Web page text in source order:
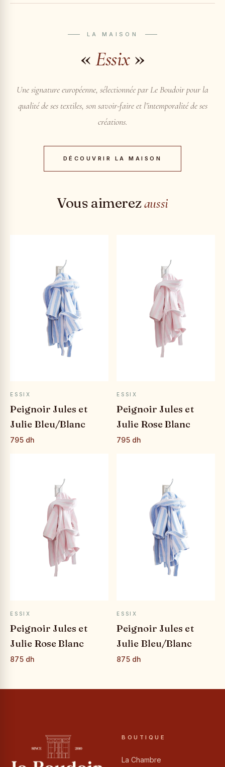
LA MAISON
« Essix»
Une signature européenne, sélectionnée par Le Boudoir pour la
qualité de ses textiles, son savoir-faire et l’intemporalité de ses
créations.
DÉCOUVRIR LA MAISON
Vous aimerezaussi
APERÇU RAPIDE
ESSIX
Peignoir Jules et
Julie Bleu/Blanc
795 dh
APERÇU RAPIDE
ESSIX
Peignoir Jules et
Julie Rose Blanc
795 dh
APERÇU RAPIDE
ESSIX
Peignoir Jules et
Julie Rose Blanc
875 dh
APERÇU RAPIDE
ESSIX
Peignoir Jules et
Julie Bleu/Blanc
875 dh
BOUTIQUE
La Chambre